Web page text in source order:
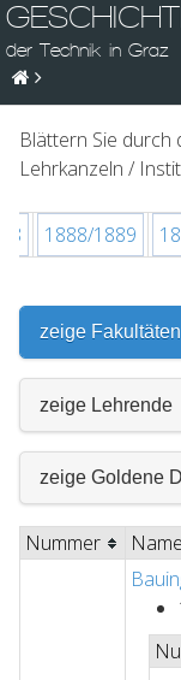
der Technik in Graz
Blättern Sie durch
Lehrkanzeln /
1888/1889
zeige Fakultäten
zeige Lehrende
zeige Goldene
Nummer
Name